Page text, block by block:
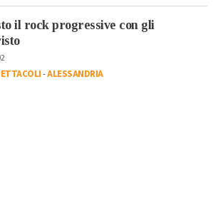
il rock progressive con gli
-ALESSANDRIA